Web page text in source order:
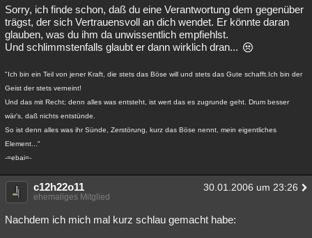
Sorry, ich finde schon, daß du eine Verantwortung dem gegenüber
trägst, der sich Vertrauensvoll an dich wendet. Er könnte daran
glauben, was du ihm da unwissentlich empfiehlst.
Und schlimmstenfalls glaubt er dann wirklich dran...
"Ich bin ein Teil von jener Kraft, die stets das Böse will und stets das Gute schafft.Ich bin der
Geist der stets verneint!
Und das mit Recht; denn alles was entsteht, ist wert das es zugrunde geht. Drum besser
wär's, daß nichts entstünde.
So ist denn alles was ihr Sünde, Zerstörung, kurz das Böse nennt, mein eigentliches
Element..."
-=ebai=-
c12h22o11 30.01.2006 um 23:26
ehemaliges Mitglied
Nachdem ich mich mal kurz schlau gemacht habe: